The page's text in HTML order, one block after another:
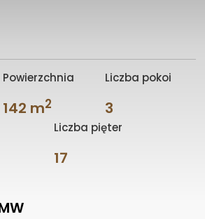
Powierzchnia
142 m2
Liczba pokoi
3
Liczba pięter
17